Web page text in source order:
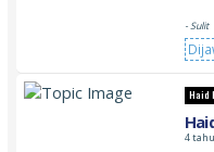
- Sulit
Haid
4